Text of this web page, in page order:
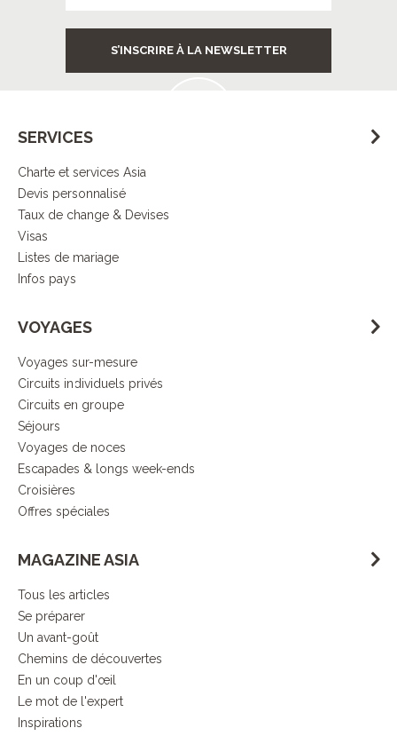
Services
S’INSCRIRE À LA NEWSLETTER
SERVICES
Charte et services Asia
Devis personnalisé
Taux de change & Devises
Visas
Listes de mariage
Infos pays
VOYAGES
Voyages sur-mesure
Circuits individuels privés
Circuits en groupe
Séjours
Voyages de noces
Escapades & longs week-ends
Croisières
Offres spéciales
MAGAZINE ASIA
Tous les articles
Se préparer
Un avant-goût
Chemins de découvertes
En un coup d'œil
Le mot de l'expert
Inspirations